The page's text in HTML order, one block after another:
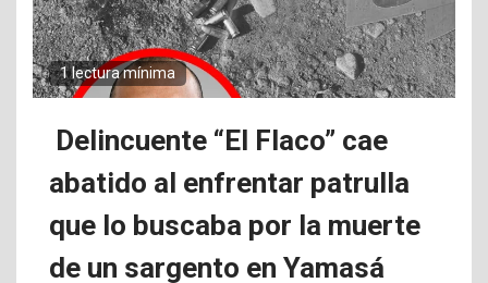
1 lectura mínima
Delincuente “El Flaco” cae
abatido al enfrentar patrulla
que lo buscaba por la muerte
de un sargento en Yamasá